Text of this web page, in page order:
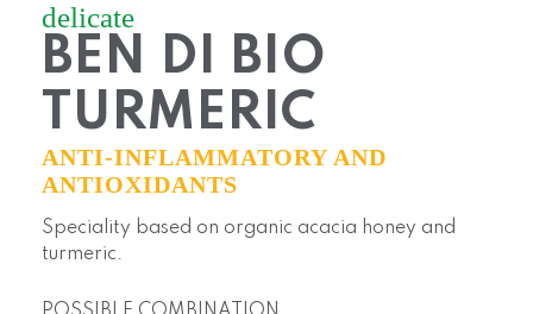
delicate
BEN DI BIO
TURMERIC
ANTI-INFLAMMATORY AND
ANTIOXIDANTS
Speciality based on organic acacia honey and
turmeric.